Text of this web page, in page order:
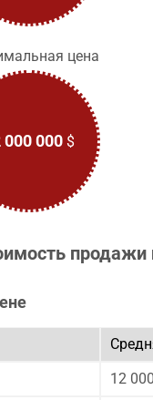
цена
000 000 $
продажи
12